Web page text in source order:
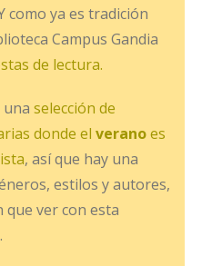
como ya es tradición
Campus Gandia
de lectura.
una selección de
donde el veranoes
, así que hay una
estilos y autores,
ver con esta